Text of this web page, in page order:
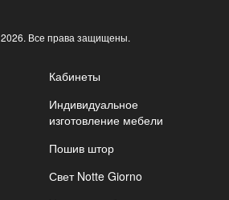
2026. Все права защищены.
Кабинеты
Индивидуальное
изготовление мебели
Пошив штор
Свет Notte Giorno